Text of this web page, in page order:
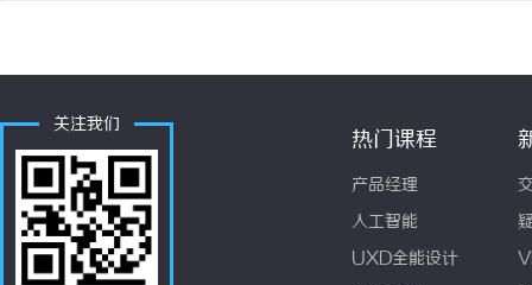
关注我们
热门课程
产品经理
人工智能
UXD全能设计